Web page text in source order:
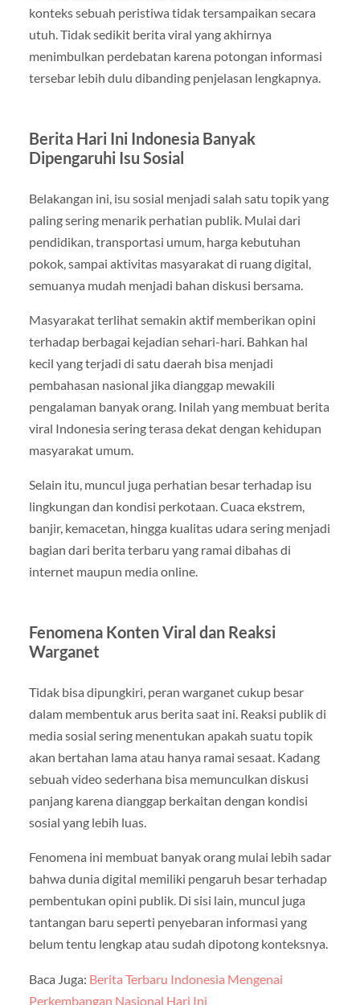
konteks sebuah peristiwa tidak tersampaikan secara
utuh. Tidak sedikit berita viral yang akhirnya
menimbulkan perdebatan karena potongan informasi
tersebar lebih dulu dibanding penjelasan lengkapnya.
Berita Hari Ini Indonesia Banyak
Dipengaruhi Isu Sosial
Belakangan ini, isu sosial menjadi salah satu topik yang
paling sering menarik perhatian publik. Mulai dari
pendidikan, transportasi umum, harga kebutuhan
pokok, sampai aktivitas masyarakat di ruang digital,
semuanya mudah menjadi bahan diskusi bersama.
Masyarakat terlihat semakin aktif memberikan opini
terhadap berbagai kejadian sehari-hari. Bahkan hal
kecil yang terjadi di satu daerah bisa menjadi
pembahasan nasional jika dianggap mewakili
pengalaman banyak orang. Inilah yang membuat berita
viral Indonesia sering terasa dekat dengan kehidupan
masyarakat umum.
Selain itu, muncul juga perhatian besar terhadap isu
lingkungan dan kondisi perkotaan. Cuaca ekstrem,
banjir, kemacetan, hingga kualitas udara sering menjadi
bagian dari berita terbaru yang ramai dibahas di
internet maupun media online.
Fenomena Konten Viral dan Reaksi
Warganet
Tidak bisa dipungkiri, peran warganet cukup besar
dalam membentuk arus berita saat ini. Reaksi publik di
media sosial sering menentukan apakah suatu topik
akan bertahan lama atau hanya ramai sesaat. Kadang
sebuah video sederhana bisa memunculkan diskusi
panjang karena dianggap berkaitan dengan kondisi
sosial yang lebih luas.
Fenomena ini membuat banyak orang mulai lebih sadar
bahwa dunia digital memiliki pengaruh besar terhadap
pembentukan opini publik. Di sisi lain, muncul juga
tantangan baru seperti penyebaran informasi yang
belum tentu lengkap atau sudah dipotong konteksnya.
Baca Juga: Berita Terbaru Indonesia Mengenai
Perkembangan Nasional Hari Ini